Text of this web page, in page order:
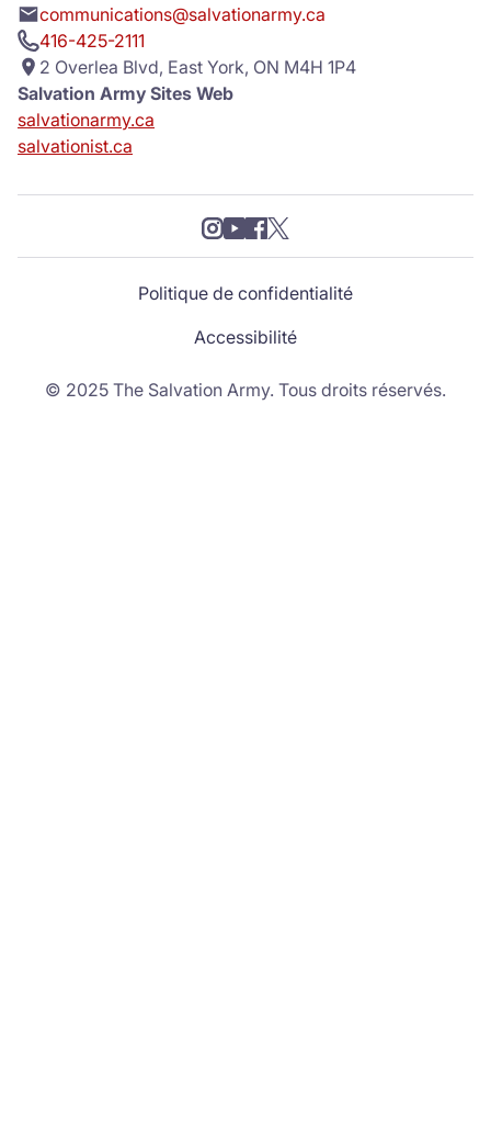
communications@salvationarmy.ca
416-425-2111
2 Overlea Blvd, East York, ON M4H 1P4
Salvation Army Sites Web
salvationarmy.ca
salvationist.ca
Politique de confidentialité
Accessibilité
© 2025 The Salvation Army. Tous droits réservés.